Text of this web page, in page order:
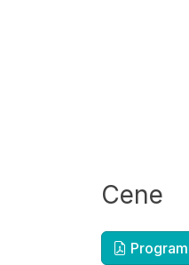
Cene